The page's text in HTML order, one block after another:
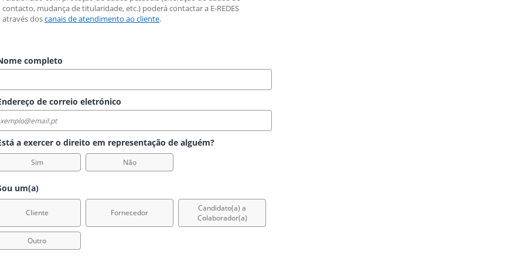
contacto, mudança de titularidade, etc.) poderá contactar a E-REDES
através dos canais de atendimento ao cliente.
completo
de correio eletrónico
a exercer o direito em representação de alguém?
Sim Não
um(a)
Cliente Fornecedor
Candidato(a) a
Colaborador(a)
Outro